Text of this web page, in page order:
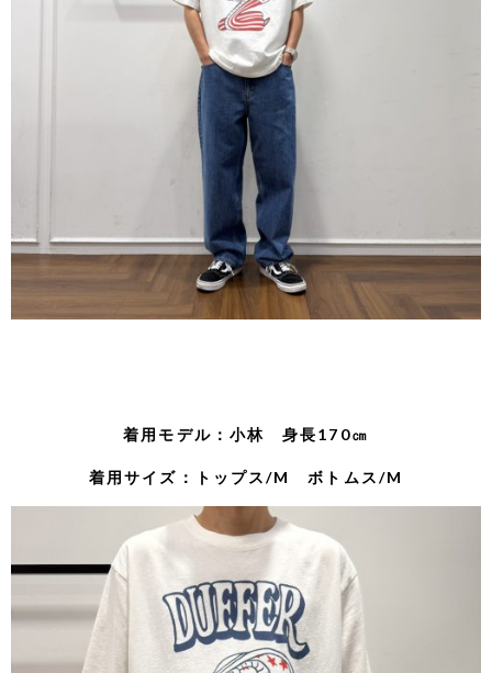
着用モデル：小林 身長170㎝
着用サイズ：トップス/M ボトムス/M